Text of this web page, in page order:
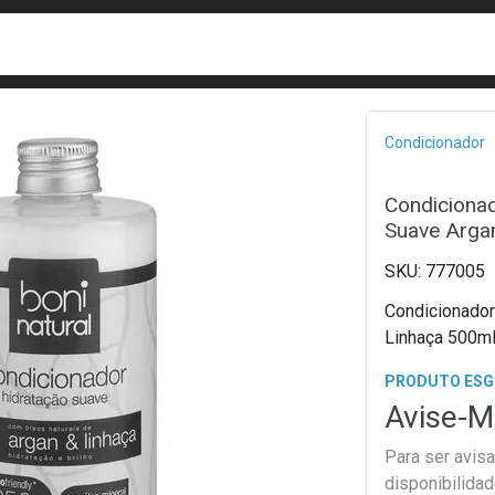
Condicionador
Suave
777005
Linhaça 500ml
PRODUTO
Avise-
Para ser